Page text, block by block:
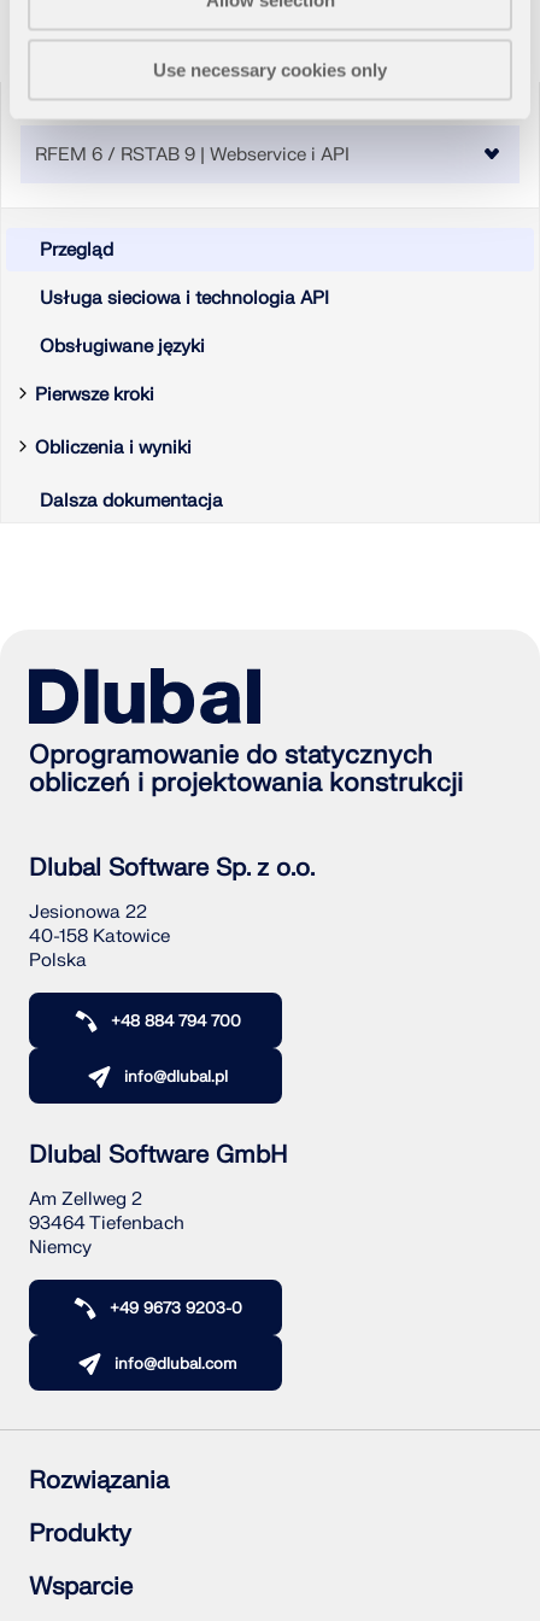
Use necessary cookies only
konstrukcyjnej.
Narzędzie Geo-Zone
Przestarzałe produkty
Przegląd
Usługa sieciowa i technologia API
Obsługiwane języki
Pierwsze kroki
Instalacja i import
Interakcja z programem RFEM/RSTAB
Obliczenia i wyniki
obliczenia
Dalsza dokumentacja
Oprogramowanie do statycznych
obliczeń i projektowania konstrukcji
Dlubal Software Sp. z o.o.
Jesionowa 22
40-158 Katowice
Polska
+48 884 794 700
info@dlubal.pl
Dlubal Software GmbH
Am Zellweg 2
93464 Tiefenbach
Niemcy
+49 9673 9203-0
info@dlubal.com
Rozwiązania
Konstrukcje żelbetowe
Konstrukcje stalowe
Konstrukcje drewniane
Połączenia stalowe
Produkty
RFEM 6
RSTAB 9
Wsparcie